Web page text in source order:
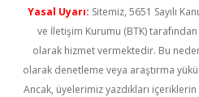
Yasal Uyarı: Sitemiz, 5651 Sayılı
ve İletişim Kurumu (BTK) tarafından
olarak hizmet vermektedir. Bu
olarak denetleme veya araştırma
Ancak, üyelerimiz yazdıkları